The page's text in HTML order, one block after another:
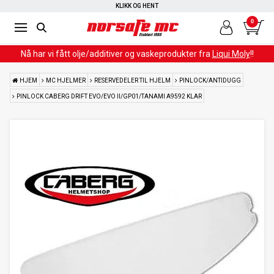
KLIKK OG HENT
0
Nå har vi fått olje/additiver og vaskeprodukter fra Liqui Moly!!
HJEM MC HJELMER RESERVEDELER TIL HJELM PINLOCK/ANTIDUGG
PINLOCK CABERG DRIFT EVO/EVO II/GP01/TANAMI A9592 KLAR